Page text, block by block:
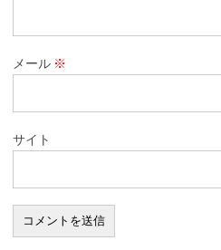
メール ※
サイト